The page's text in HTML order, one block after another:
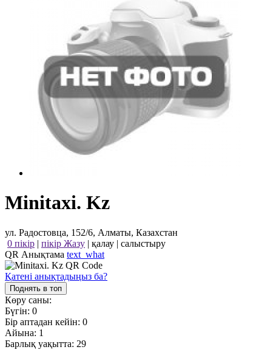
Minitaxi. Kz
ул. Радостовца, 152/6, Алматы, Казахстан
0 пікір | пікір Жазу | қалау | салыстыру
QR Анықтама text_what
Қатені анықтадыңыз ба?
Поднять в топ
Көру саны:
Бүгін: 0
Бір аптадан кейін: 0
Айына: 1
Барлық уақытта: 29